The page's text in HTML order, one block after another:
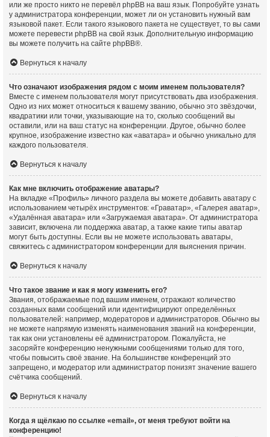
или же просто никто не перевёл phpBB на ваш язык. Попробуйте узнать
у администратора конференции, может ли он установить нужный вам
языковой пакет. Если такого языкового пакета не существует, то вы сами
можете перевести phpBB на свой язык. Дополнительную информацию
вы можете получить на сайте phpBB®.
Вернуться к началу
Что означают изображения рядом с моим именем пользователя?
Вместе с именем пользователя могут присутствовать два изображения.
Одно из них может относиться к вашему званию, обычно это звёздочки,
квадратики или точки, указывающие на то, сколько сообщений вы
оставили, или на ваш статус на конференции. Другое, обычно более
крупное, изображение известно как «аватара» и обычно уникально для
каждого пользователя.
Вернуться к началу
Как мне включить отображение аватары?
На вкладке «Профиль» личного раздела вы можете добавить аватару с
использованием четырёх инструментов: «Граватар», «Галерея аватар»,
«Удалённая аватара» или «Загружаемая аватара». От администратора
зависит, включена ли поддержка аватар, а также какие типы аватар
могут быть доступны. Если вы не можете использовать аватары,
свяжитесь с администратором конференции для выяснения причин.
Вернуться к началу
Что такое звание и как я могу изменить его?
Звания, отображаемые под вашим именем, отражают количество
созданных вами сообщений или идентифицируют определённых
пользователей: например, модераторов и администраторов. Обычно вы
не можете напрямую изменять наименования званий на конференции,
так как они установлены её администратором. Пожалуйста, не
засоряйте конференцию ненужными сообщениями только для того,
чтобы повысить своё звание. На большинстве конференций это
запрещено, и модератор или администратор понизят значение вашего
счётчика сообщений.
Вернуться к началу
Когда я щёлкаю по ссылке «email», от меня требуют войти на
конференцию!